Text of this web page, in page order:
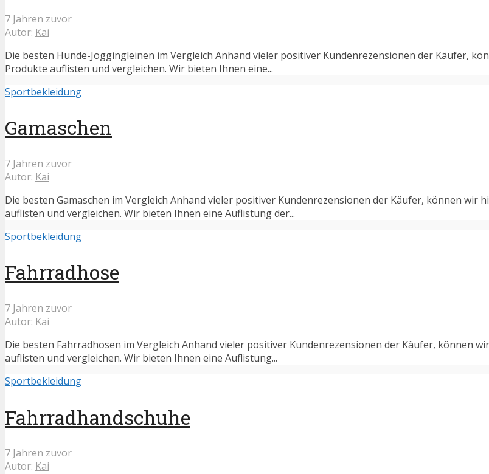
7 Jahren zuvor
Autor: Kai
Die besten Hunde-Joggingleinen im Vergleich Anhand vieler positiver Kundenrezensionen der Käufer,
Produkte auflisten und vergleichen. Wir bieten Ihnen eine...
Sportbekleidung
Gamaschen
7 Jahren zuvor
Autor: Kai
Die besten Gamaschen im Vergleich Anhand vieler positiver Kundenrezensionen der Käufer, können
auflisten und vergleichen. Wir bieten Ihnen eine Auflistung der...
Sportbekleidung
Fahrradhose
7 Jahren zuvor
Autor: Kai
Die besten Fahrradhosen im Vergleich Anhand vieler positiver Kundenrezensionen der Käufer, können
auflisten und vergleichen. Wir bieten Ihnen eine Auflistung...
Sportbekleidung
Fahrradhandschuhe
7 Jahren zuvor
Autor: Kai